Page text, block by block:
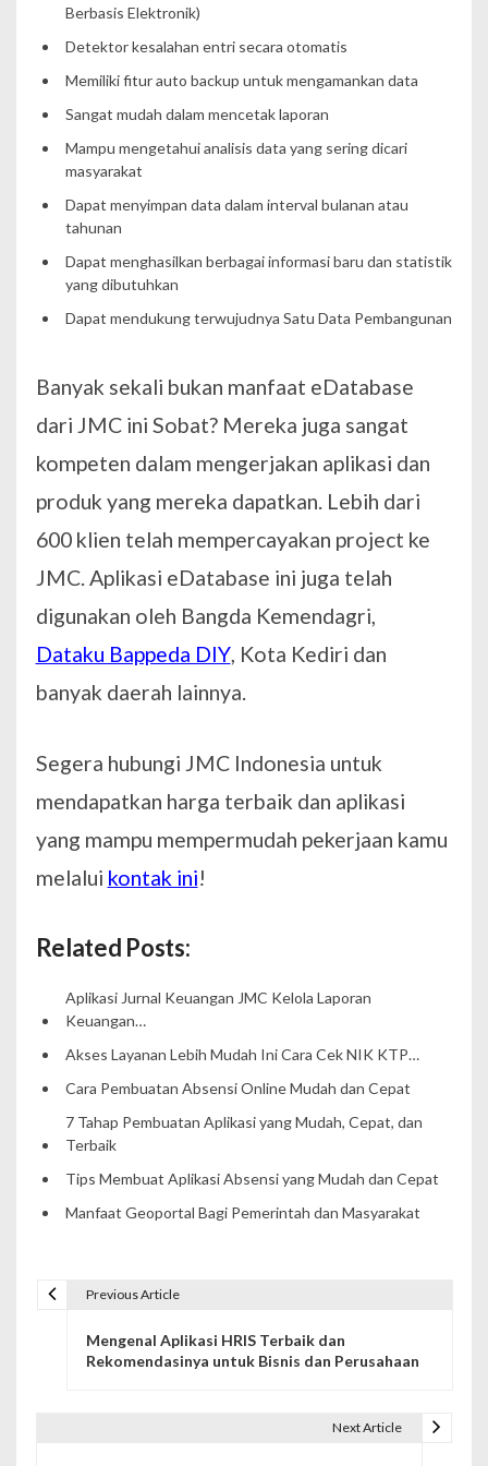
Berbasis Elektronik)
Detektor kesalahan entri secara otomatis
Memiliki fitur auto backup untuk mengamankan data
Sangat mudah dalam mencetak laporan
Mampu mengetahui analisis data yang sering dicari
masyarakat
Dapat menyimpan data dalam interval bulanan atau
tahunan
Dapat menghasilkan berbagai informasi baru dan statistik
yang dibutuhkan
Dapat mendukung terwujudnya Satu Data Pembangunan
Banyak sekali bukan manfaat eDatabase
dari JMC ini Sobat? Mereka juga sangat
kompeten dalam mengerjakan aplikasi dan
produk yang mereka dapatkan. Lebih dari
600 klien telah mempercayakan project ke
JMC. Aplikasi eDatabase ini juga telah
digunakan oleh Bangda Kemendagri,
Dataku Bappeda DIY, Kota Kediri dan
banyak daerah lainnya.
Segera hubungi JMC Indonesia untuk
mendapatkan harga terbaik dan aplikasi
yang mampu mempermudah pekerjaan kamu
melalui kontak ini!
Related Posts:
Aplikasi Jurnal Keuangan JMC Kelola Laporan
Keuangan…
Akses Layanan Lebih Mudah Ini Cara Cek NIK KTP…
Cara Pembuatan Absensi Online Mudah dan Cepat
7 Tahap Pembuatan Aplikasi yang Mudah, Cepat, dan
Terbaik
Tips Membuat Aplikasi Absensi yang Mudah dan Cepat
Manfaat Geoportal Bagi Pemerintah dan Masyarakat
Previous Article
Mengenal Aplikasi HRIS Terbaik dan
Rekomendasinya untuk Bisnis dan Perusahaan
Next Article